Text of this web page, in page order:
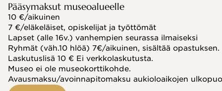
Pääsymaksut museoalueelle
10 €/aikuinen
7 €/eläkeläiset, opiskelijat ja työttömät
Lapset (alle 16v.) vanhempien seurassa ilmaiseksi
Ryhmät (väh.10 hlöä) 7€/aikuinen, sisältää
Laskutuslisä 10 € Ei verkkolaskutusta.
Museo ei ole museokorttikohde.
Avausmaksu/avoinnapitomaksu aukioloaikojen